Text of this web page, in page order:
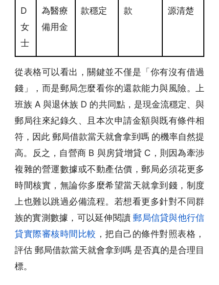
D
女
士
為醫療
備用金
款穩定
款
源清楚
從表格可以看出，關鍵並不僅是「你有沒有借過
錢」，而是郵局怎麼看你的還款能力與風險。上
班族 A 與退休族 D 的共同點，是現金流穩定、與
郵局往來紀錄久、且本次申請金額與既有條件相
符，因此 郵局借款當天就會拿到嗎 的機率自然提
高。反之，自營商 B 與房貸增貸 C，則因為牽涉
複雜的營運數據或不動產估價，郵局必須花更多
時間核實，無論你多麼希望當天就拿到錢，制度
上也難以跳過必備流程。若想看更多針對不同群
族的實測數據，可以延伸閱讀郵局信貸與他行信
貸實際審核時間比較 ，把自己的條件對照表格，
評估 郵局借款當天就會拿到嗎 是否真的是合理目
標。